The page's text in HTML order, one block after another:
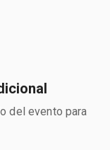
del evento para